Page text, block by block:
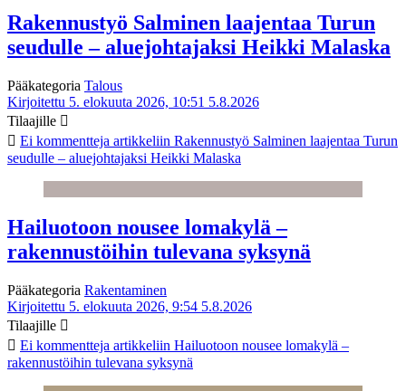
Rakennustyö Salminen laajentaa Turun
seudulle – aluejohtajaksi Heikki Malaska
Pääkategoria Talous
Kirjoitettu 5. elokuuta 2026, 10:51 5.8.2026
Tilaajille
Ei kommentteja artikkeliin Rakennustyö Salminen laajentaa Turun
seudulle – aluejohtajaksi Heikki Malaska
Hailuotoon nousee lomakylä –
rakennustöihin tulevana syksynä
Pääkategoria Rakentaminen
Kirjoitettu 5. elokuuta 2026, 9:54 5.8.2026
Tilaajille
Ei kommentteja artikkeliin Hailuotoon nousee lomakylä –
rakennustöihin tulevana syksynä